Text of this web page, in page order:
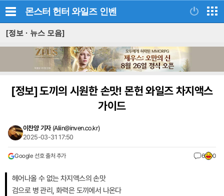
몬스터 헌터 와일즈 인벤
[정보 · 뉴스 모음]
[정보]도끼의 시원한 손맛! 몬헌 와일즈 차지액스
가이드
이찬양 기자 (Aliin@inven.co.kr)
2025-03-31 17:50
Google 선호 출처 추가 6 0
헤어나올 수 없는 차지액스의 손맛
검으로 병 관리, 화력은 도끼에서 나온다